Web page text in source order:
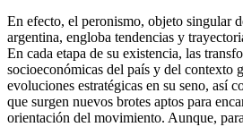
En efecto, el peronismo, objeto singular
argentina, engloba tendencias y
En cada etapa de su existencia, las
socioeconómicas del país y del contexto
evoluciones estratégicas en su seno, así
que surgen nuevos brotes aptos para
orientación del movimiento. Aunque,